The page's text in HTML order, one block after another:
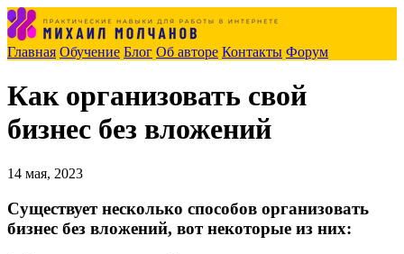
Главная Обучение Блог Об авторе Контакты Форум
Как организовать свой
бизнес без вложений
14 мая, 2023
Существует несколько способов организовать
бизнес без вложений, вот некоторые из них: